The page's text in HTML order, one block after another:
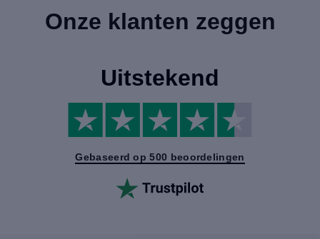
Onze klanten zeggen
Uitstekend
Gebaseerd op 500 beoordelingen